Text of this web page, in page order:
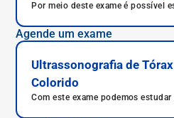
Por meio deste exame é possível
fraturas, inflamações importantes
massas no local.
Agende um exame
Ultrassonografia de
Colorido
Com este exame podemos